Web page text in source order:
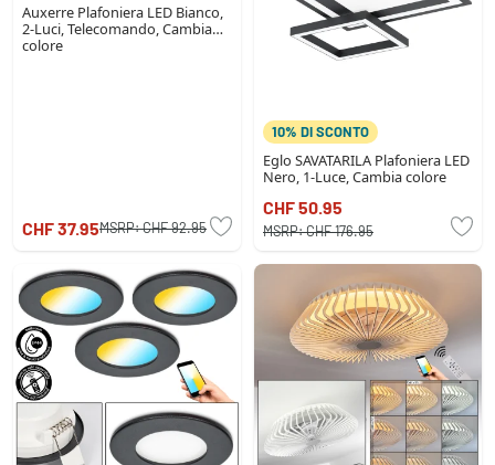
Auxerre Plafoniera LED Bianco,
2-Luci, Telecomando, Cambia
colore
CHF 37.95MSRP:CHF 92.95
10% DI SCONTO
Eglo SAVATARILA Plafoniera LED
Nero, 1-Luce, Cambia colore
CHF 50.95
MSRP:CHF 176.95